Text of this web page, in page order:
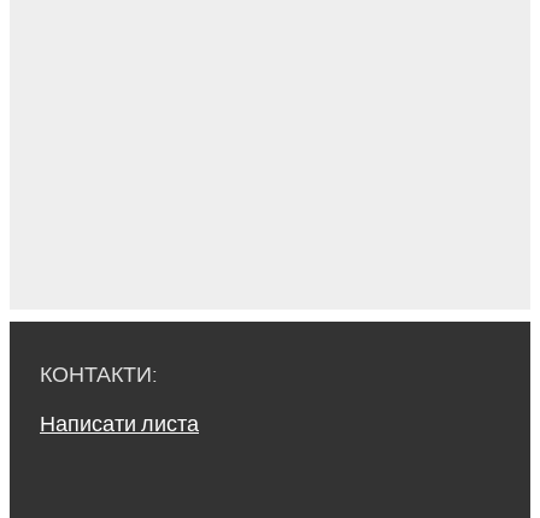
КОНТАКТИ:
Написати листа